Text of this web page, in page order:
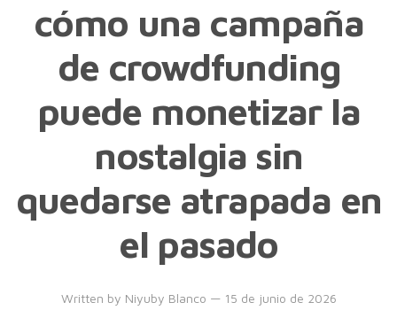
cómo una campaña
de crowdfunding
puede monetizar la
nostalgia sin
quedarse atrapada en
el pasado
Written by Niyuby Blanco — 15 de junio de 2026